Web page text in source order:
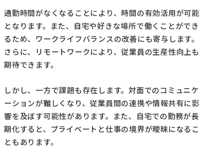
通勤時間がなくなることにより、時間の有効活用が可能
となります。また、自宅や好きな場所で働くことができ
るため、ワークライフバランスの改善にも寄与します。
さらに、リモートワークにより、従業員の生産性向上も
期待できます。
しかし、一方で課題も存在します。対面でのコミュニケ
ーションが難しくなり、従業員間の連携や情報共有に影
響を及ぼす可能性があります。また、自宅での勤務が長
期化すると、プライベートと仕事の境界が曖昧になるこ
ともあります。